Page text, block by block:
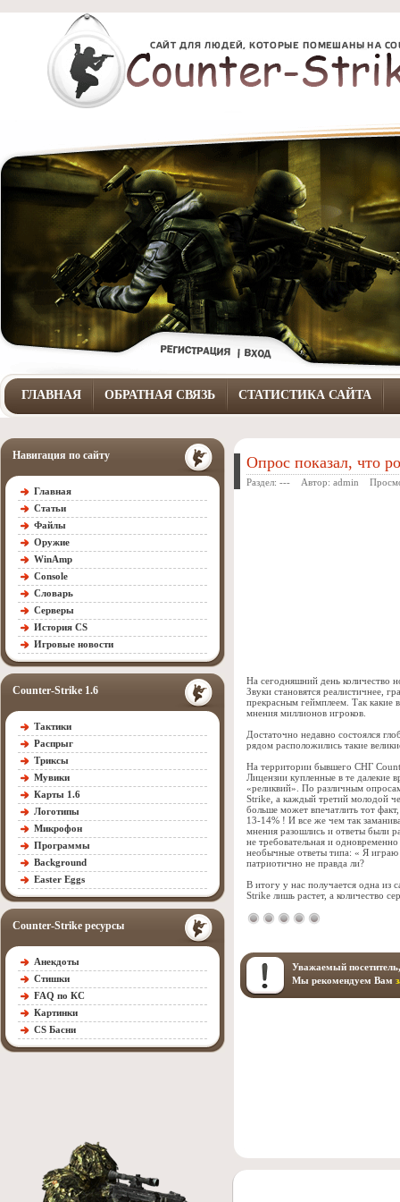
ГЛАВНАЯ ОБРАТНАЯ СВЯЗЬ СТАТИСТИКА САЙТА
Навигация по сайту
Главная
Статьи
Файлы
Оружие
WinAmp
Console
Словарь
Серверы
История CS
Игровые новости
Counter-Strike 1.6
Тактики
Распрыг
Триксы
Мувики
Карты 1.6
Логотипы
Микрофон
Программы
Background
Easter Eggs
Counter-Strike ресурсы
Анекдоты
Стишки
FAQ по КС
Картинки
CS Басни
Опрос показал, что
Раздел: --- Автор: admin
На сегодняшний день количество
Звуки становятся реалистичнее,
прекрасным геймплеем. Так какие
мнения миллионов игроков.
Достаточно недавно состоялся
рядом расположились такие
На территории бывшего СНГ
Лицензии купленные в те далекие
«реликвий». По различным
Strike, а каждый третий молодой
больше может впечатлить тот
13-14% ! И все же чем так
мнения разошлись и ответы были
не требовательная и
необычные ответы типа: « Я играю
патриотично не правда ли?
В итогу у нас получается одна из
Strike лишь растет, а количество
Уважаемый
Мы рекомендуем Вам